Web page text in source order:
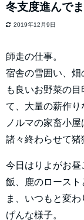
冬支度進んでま
2019年12月9日
師走の仕事。
宿舎の雪囲い、畑
も良いお野菜の
て、大量の薪作
ノルマの家畜小
諸々終わらせて猪
今日はりよがお
飯、鹿のロースト
ま、いつもと変
げんな様子。